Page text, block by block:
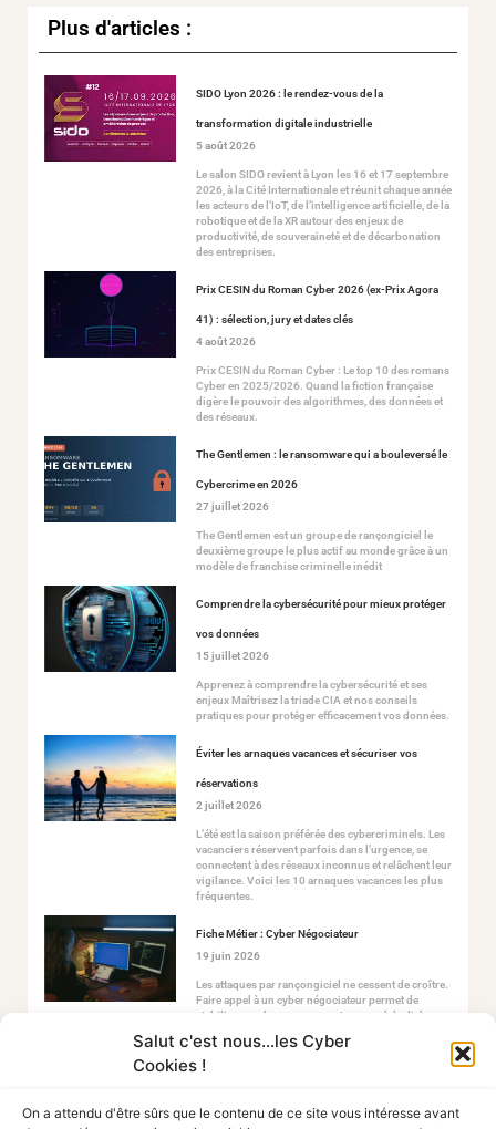
Salut c'est nous...les Cyber
Cookies !
On a attendu d'être sûrs que le contenu de ce site vous intéresse avant
Plus d'articles :
SIDO Lyon 2026 : le rendez-vous de la
transformation digitale industrielle
5 août 2026
Le salon SIDO revient à Lyon les 16 et 17 septembre
2026, à la Cité Internationale et réunit chaque année
les acteurs de l’IoT, de l’intelligence artificielle, de la
robotique et de la XR autour des enjeux de
productivité, de souveraineté et de décarbonation
des entreprises.
Prix CESIN du Roman Cyber 2026 (ex-Prix Agora
41) : sélection, jury et dates clés
4 août 2026
Prix CESIN du Roman Cyber : Le top 10 des romans
Cyber en 2025/2026. Quand la fiction française
digère le pouvoir des algorithmes, des données et
des réseaux.
The Gentlemen : le ransomware qui a bouleversé le
Cybercrime en 2026
27 juillet 2026
The Gentlemen est un groupe de rançongiciel le
deuxième groupe le plus actif au monde grâce à un
modèle de franchise criminelle inédit
Comprendre la cybersécurité pour mieux protéger
vos données
15 juillet 2026
Apprenez à comprendre la cybersécurité et ses
enjeux Maîtrisez la triade CIA et nos conseils
pratiques pour protéger efficacement vos données.
Éviter les arnaques vacances et sécuriser vos
réservations
2 juillet 2026
L’été est la saison préférée des cybercriminels. Les
vacanciers réservent parfois dans l’urgence, se
connectent à des réseaux inconnus et relâchent leur
vigilance. Voici les 10 arnaques vacances les plus
fréquentes.
Fiche Métier : Cyber Négociateur
19 juin 2026
Les attaques par rançongiciel ne cessent de croître.
Faire appel à un cyber négociateur permet de
stabiliser ce chaos en ouvrant un canal de dialogue